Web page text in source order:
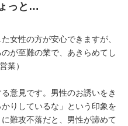
っと…
女性の方が安心できますが、
が至難の業で、あきらめてし
業）
意見です。男性のお誘いをき
りしているな」という印象を
難攻不落だと、男性が諦めて